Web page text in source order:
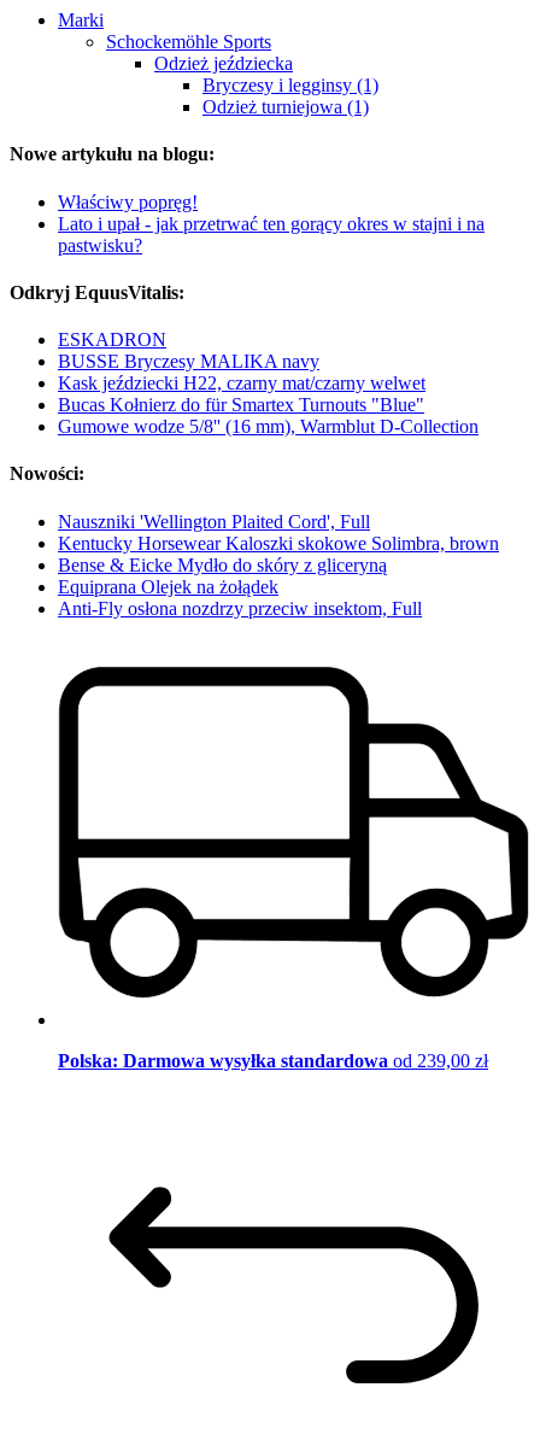
Marki
Schockemöhle Sports
Odzież jeździecka
Bryczesy i legginsy (1)
Odzież turniejowa (1)
Nowe artykułu na blogu:
Właściwy popręg!
Lato i upał - jak przetrwać ten gorący okres w stajni i na
pastwisku?
Odkryj EquusVitalis:
ESKADRON
BUSSE Bryczesy MALIKA navy
Kask jeździecki H22, czarny mat/czarny welwet
Bucas Kołnierz do für Smartex Turnouts "Blue"
Gumowe wodze 5/8'' (16 mm), Warmblut D-Collection
Nowości:
Nauszniki 'Wellington Plaited Cord', Full
Kentucky Horsewear Kaloszki skokowe Solimbra, brown
Bense & Eicke Mydło do skóry z gliceryną
Equiprana Olejek na żołądek
Anti-Fly osłona nozdrzy przeciw insektom, Full
Polska: Darmowa wysyłka standardowa od 239,00 zł